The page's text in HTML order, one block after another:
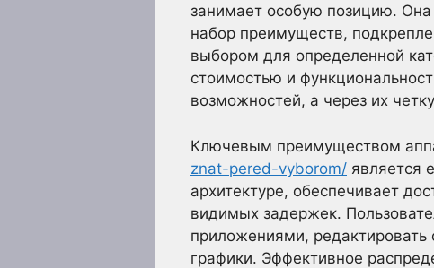
занимает особую позицию.
набор преимуществ,
выбором для определенной
стоимостью и
возможностей, а через их
Ключевым преимуществом
znat-pered-vyborom/ является
архитектуре, обеспечивает
видимых задержек.
приложениями, редактировать
графики. Эффективное